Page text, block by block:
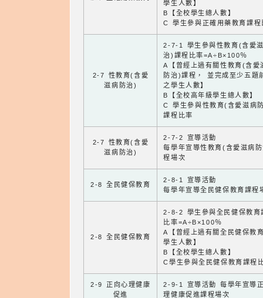
學生人數】
B【全校學生總人數】
C 學生參與正確用藥教育課程
2-7 性教育(含愛
滋病防治)
2-7-1 學生參與性教育(含愛
治)課程比率=A÷B×100％
A【曾經上過有關性教育(含愛
防治)課程， 並完成至少五題
之學生人數】
B【全校高年級學生總人數】
C 學生參與性教育(含愛滋病
課程比率
2-7 性教育(含愛
滋病防治)
2-7-2 宣導活動
每學年宣導性教育(含愛滋病
程場次
2-8 全民健保教育
2-8-1 宣導活動
每學年宣導全民健保教育課程
2-8 全民健保教育
2-8-2 學生參與全民健保教育
比率=A÷B×100％
A【曾經上過有關全民健保教
學生人數】
B【全校學生總人數】
C學生參與全民健保教育課程
2-9 正向心理健康
促進
2-9-1 宣導活動 每學年宣導
理健康促進課程場次